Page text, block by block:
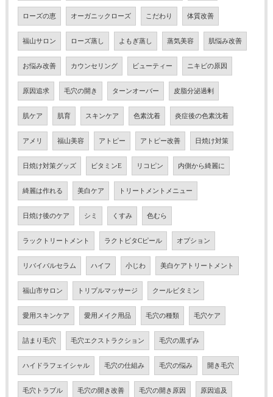
ローズの恵 オーガニックローズ こだわり 体質改善
福山サロン ローズ蒸し よもぎ蒸し 蒸気美容 肌悩み改善
お悩み改善 カウンセリング ビューティー ニキビの原因
原因追求 毛穴の開き ターンオーバー 皮脂分泌過剰
肌ケア 肌育 スキンケア 色素沈着 炎症後の色素沈着
アメリ 福山美容 アトピー アトピー改善 日焼け対策
日焼け対策グッズ ビタミンE リコピン 内側から綺麗に
綺麗は作れる 美白ケア トリートメントメニュー
日焼け後のケア シミ くすみ 色むら
ラックトリートメント ラクトビタCピール オプション
リバイバルセラム ハイフ 小じわ 美白ケアトリートメント
福山市サロン トリプルマッサージ クールビタミン
愛用スキンケア 愛用メイク用品 毛穴の種類 毛穴ケア
詰まり毛穴 毛穴エクストラクション 毛穴の黒ずみ
ハイドラフェイシャル 毛穴の仕組み 毛穴の悩み 開き毛穴
毛穴トラブル 毛穴の開き改善 毛穴の開き原因 原因追及